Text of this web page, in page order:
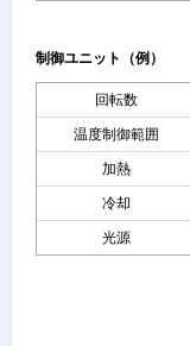
制御ユニット（例）
回転数
温度制御範囲
加熱
冷却
光源